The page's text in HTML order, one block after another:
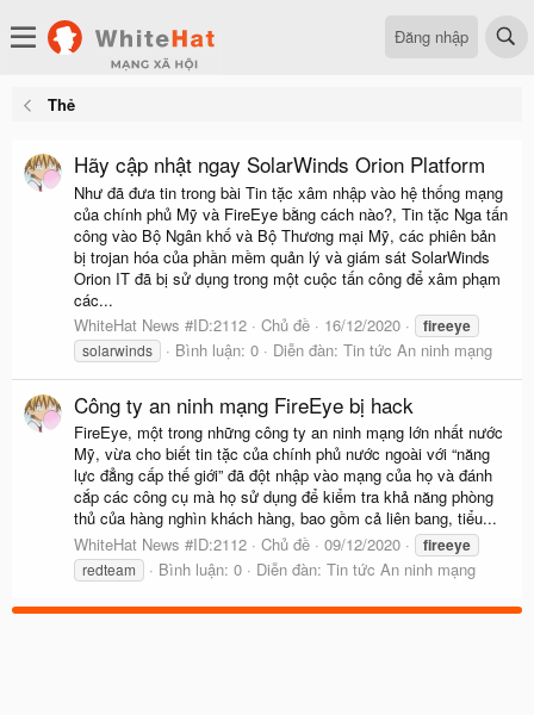
Đăng nhập
Thẻ
Hãy cập nhật ngay SolarWinds Orion Platform
Như đã đưa tin trong bài Tin tặc xâm nhập vào hệ thống mạng
của chính phủ Mỹ và FireEye bằng cách nào?, Tin tặc Nga tấn
công vào Bộ Ngân khố và Bộ Thương mại Mỹ, các phiên bản
bị trojan hóa của phần mềm quản lý và giám sát SolarWinds
Orion IT đã bị sử dụng trong một cuộc tấn công để xâm phạm
các...
WhiteHat News #ID:2112
Chủ đề 16/12/2020 fireeye
solarwinds Bình luận: 0 Diễn đàn: Tin tức An ninh mạng
Công ty an ninh mạng FireEye bị hack
FireEye, một trong những công ty an ninh mạng lớn nhất nước
Mỹ, vừa cho biết tin tặc của chính phủ nước ngoài với “năng
lực đẳng cấp thế giới” đã đột nhập vào mạng của họ và đánh
cắp các công cụ mà họ sử dụng để kiểm tra khả năng phòng
thủ của hàng nghìn khách hàng, bao gồm cả liên bang, tiểu...
WhiteHat News #ID:2112
Chủ đề 09/12/2020 fireeye
redteam Bình luận: 0 Diễn đàn: Tin tức An ninh mạng